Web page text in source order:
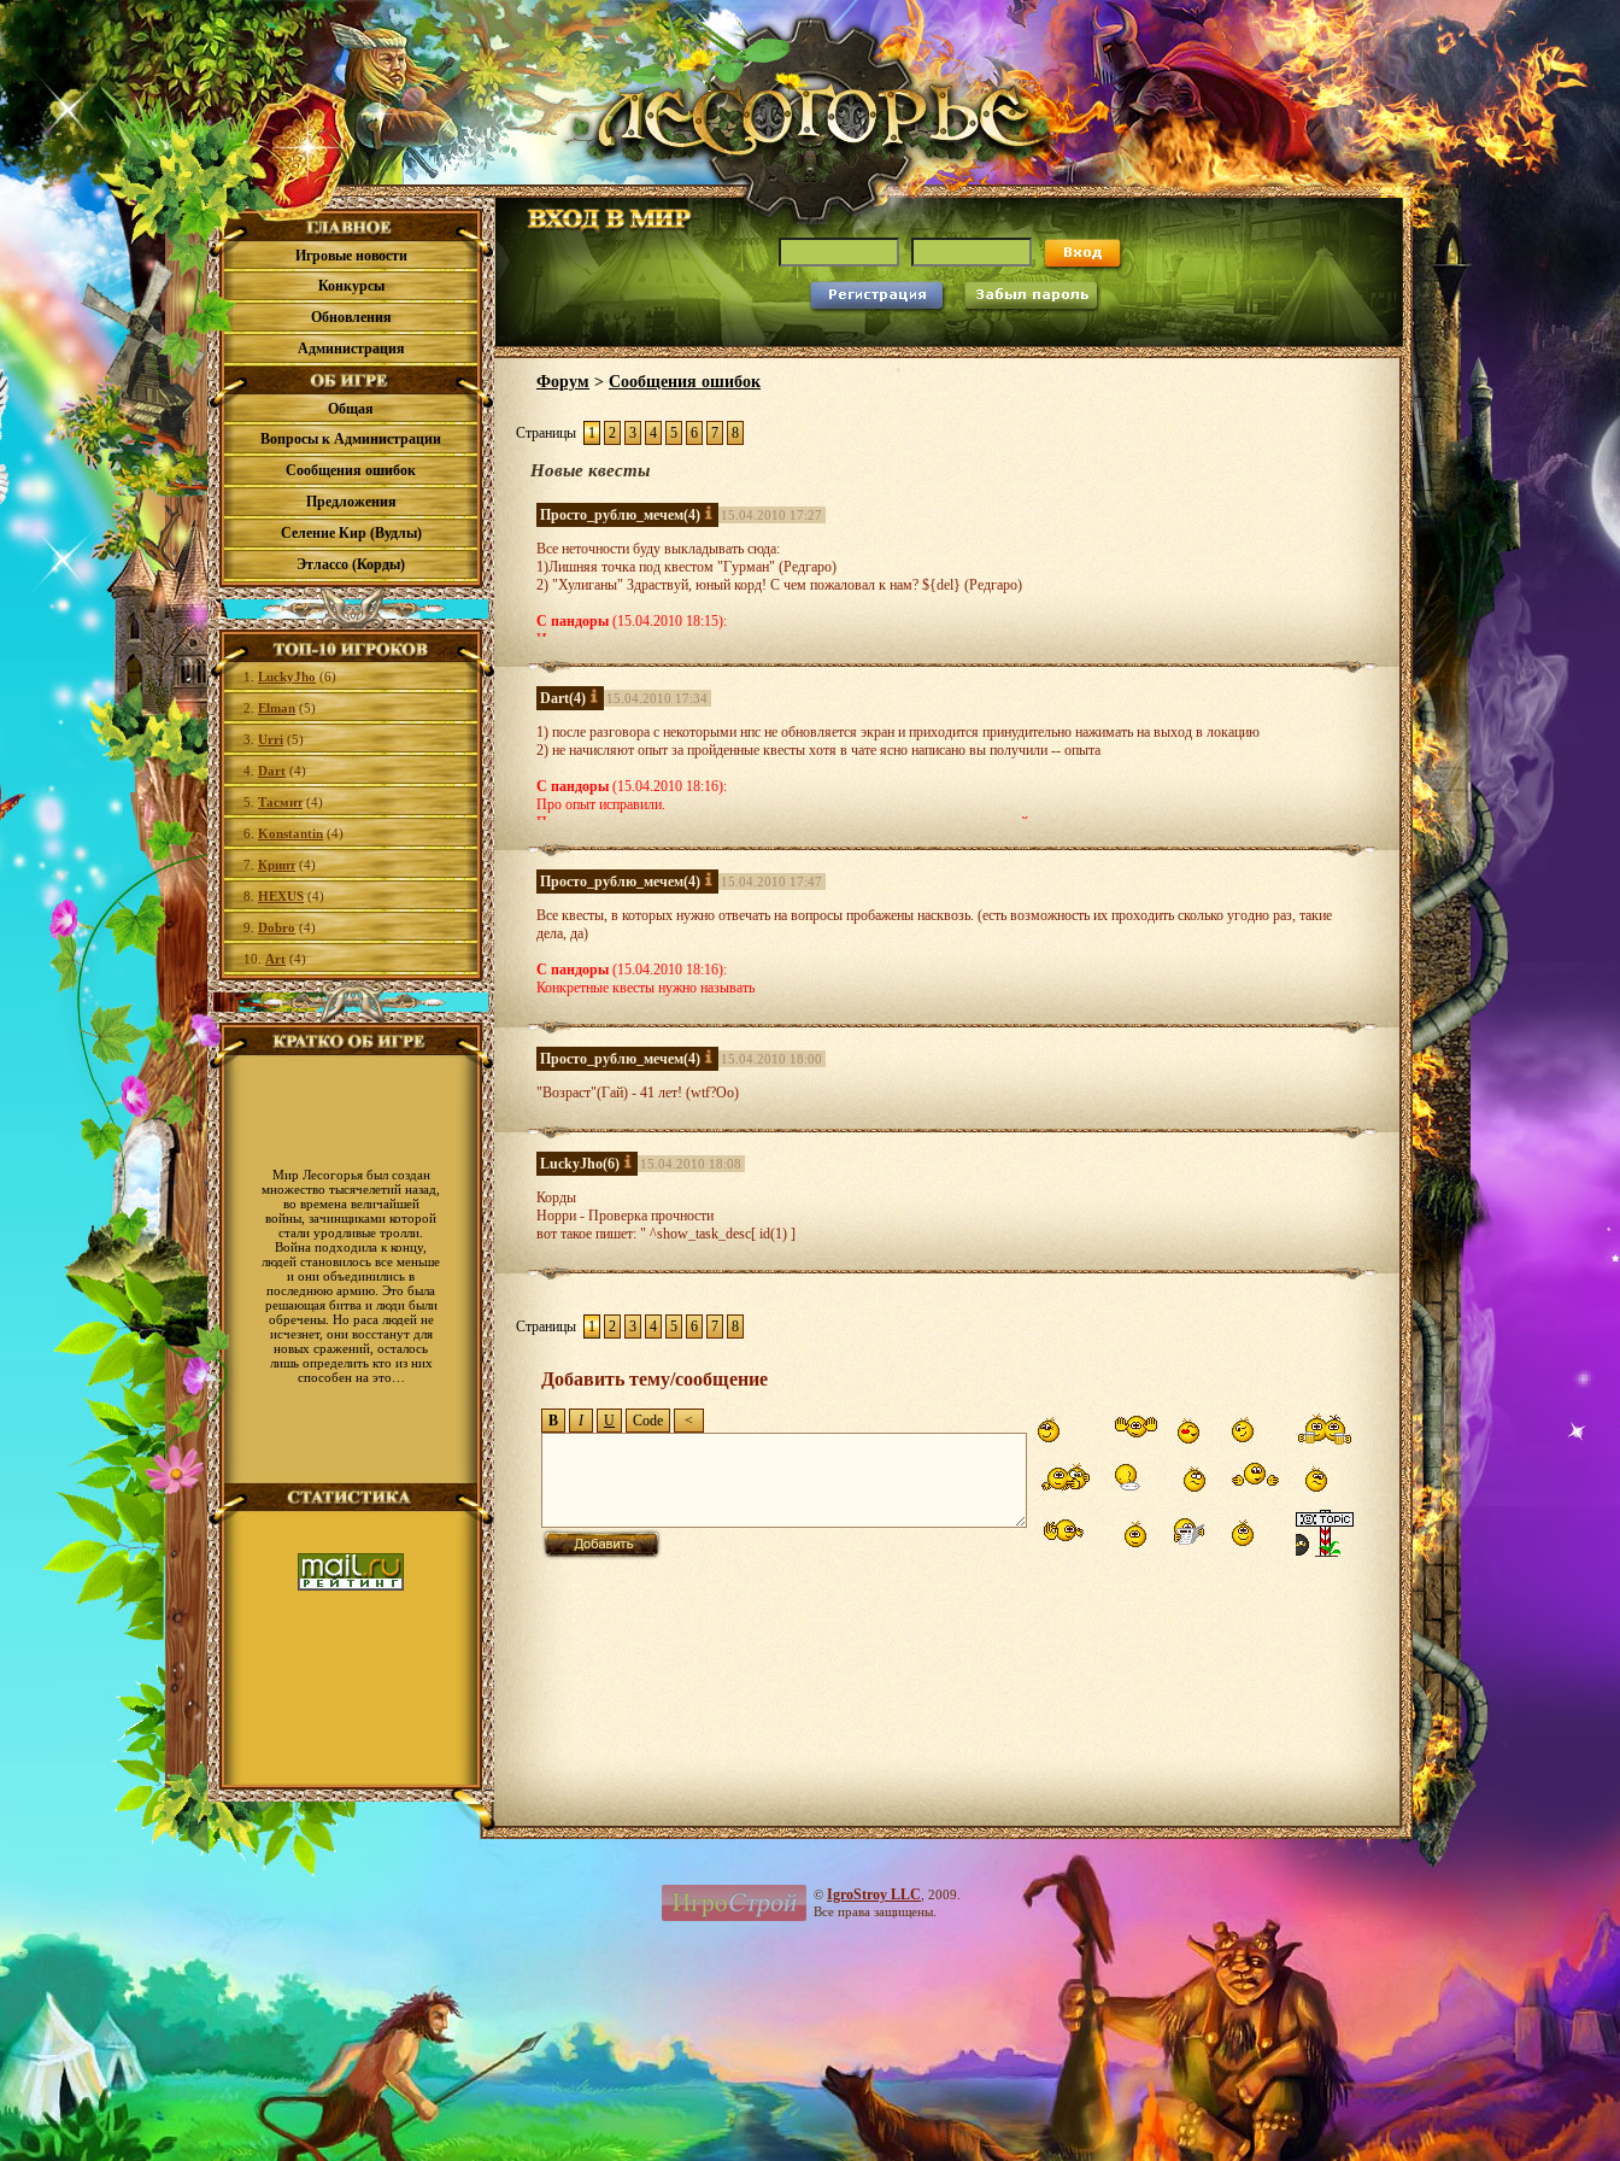
Игровые новости
Конкурсы
Обновления
Администрация
Общая
Вопросы к Администрации
Сообщения ошибок
Предложения
Селение Кир (Вудлы)
Этлассо (Корды)
1. LuckyJho (6)
2. Elman(5)
3. Urri (5)
4. Dart (4)
5. Тасмит(4)
6. Konstantin(4)
7. Крипт(4)
8. HEXUS(4)
9. Dobro(4)
10. Art (4)
Мир Лесогорья был создан
множество тысячелетий назад,
во времена величайшей
войны, зачинщиками которой
стали уродливые тролли.
Война подходила к концу,
людей становилось все меньше
и они объединились в
последнюю армию. Это была
решающая битва и люди были
обречены. Но раса людей не
исчезнет, они восстанут для
новых сражений, осталось
лишь определить кто из них
способен на это…
Форум > Сообщения ошибок
Страницы 1 2 3 4 5 6 7 8
Новые квесты
Просто_рублю_мечем(4) 15.04.2010 17:27
Все неточности буду выкладывать сюда:
1)Лишняя точка под квестом "Гурман" (Редгаро)
2) "Хулиганы" Здраствуй, юный корд! С чем пожаловал к нам? ${del} (Редгаро)
С пандоры (15.04.2010 18:15):
Исправили
Dart(4) 15.04.2010 17:34
1) после разговора с некоторыми нпс не обновляется экран и приходится принудительно нажимать на выход в локацию
2) не начисляют опыт за пройденные квесты хотя в чате ясно написано вы получили -- опыта
С пандоры (15.04.2010 18:16):
Про опыт исправили.
Про выход из квестов нужно точно указывать в каком квесте не получилось выйти.
Просто_рублю_мечем(4) 15.04.2010 17:47
Все квесты, в которых нужно отвечать на вопросы пробажены насквозь. (есть возможность их проходить сколько угодно раз, такие
дела, да)
С пандоры (15.04.2010 18:16):
Конкретные квесты нужно называть
Просто_рублю_мечем(4) 15.04.2010 18:00
"Возраст"(Гай) - 41 лет! (wtf?Oo)
LuckyJho(6) 15.04.2010 18:08
Корды
Норри - Проверка прочности
вот такое пишет: " ^show_task_desc[ id(1) ]
Страницы 1 2 3 4 5 6 7 8
Добавить тему/сообщение
© IgroStroy LLC , 2009.
Все права защищены.